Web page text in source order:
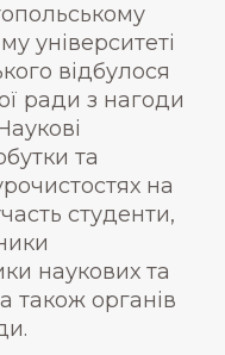
університеті
відбулося
ради з нагоди
та
на
студенти,
наукових та
також органів